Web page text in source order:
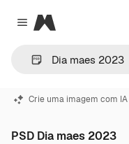
Close menu
Magnific
Crie uma imagem com IA
PSD Dia maes 2023